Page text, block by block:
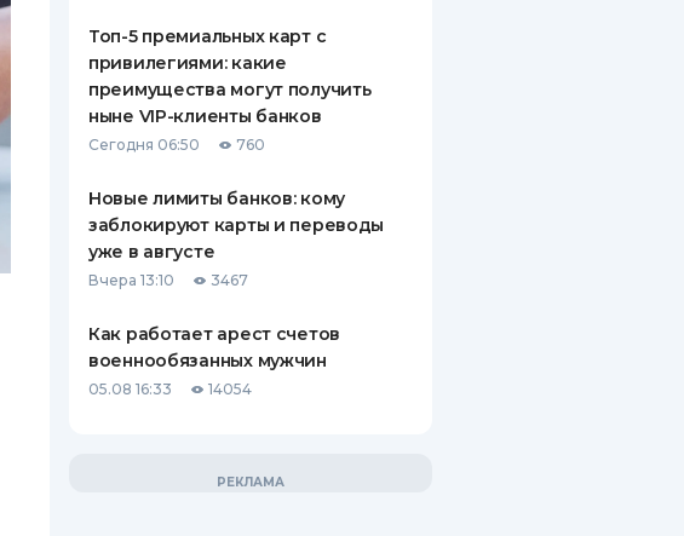
Топ-5 премиальных карт с
привилегиями: какие
преимущества могут получить
ныне VIP-клиенты банков
Сегодня 06:50 760
Новые лимиты банков: кому
заблокируют карты и переводы
уже в августе
Вчера 13:10 3467
Как работает арест счетов
военнообязанных мужчин
05.08 16:33 14054